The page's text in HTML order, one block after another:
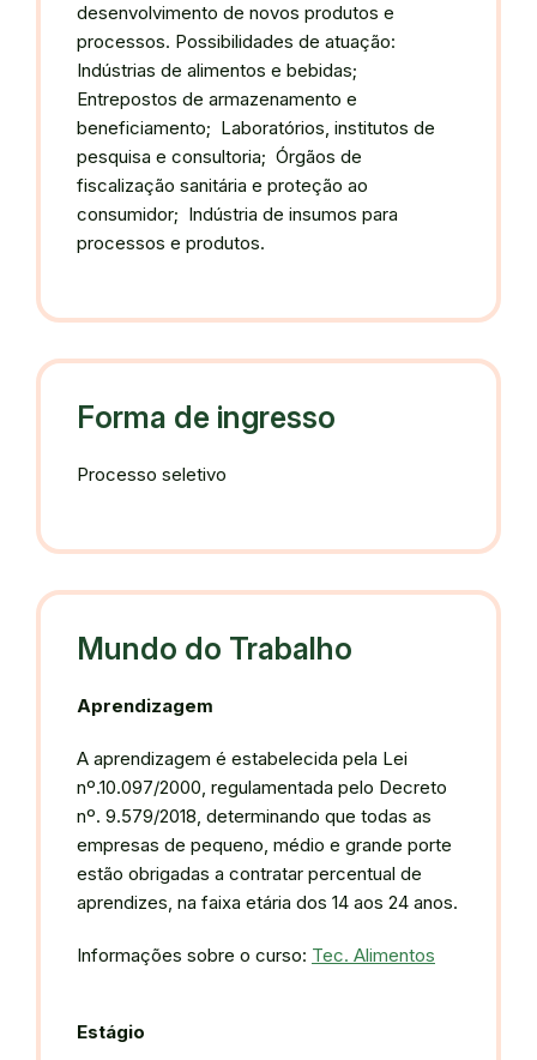
desenvolvimento de novos produtos e
processos. Possibilidades de atuação:
Indústrias de alimentos e bebidas;
Entrepostos de armazenamento e
beneficiamento; Laboratórios, institutos de
pesquisa e consultoria; Órgãos de
fiscalização sanitária e proteção ao
consumidor; Indústria de insumos para
processos e produtos.
Forma de ingresso
Processo seletivo
Mundo do Trabalho
Aprendizagem
A aprendizagem é estabelecida pela Lei
nº.10.097/2000, regulamentada pelo Decreto
nº. 9.579/2018, determinando que todas as
empresas de pequeno, médio e grande porte
estão obrigadas a contratar percentual de
aprendizes, na faixa etária dos 14 aos 24 anos.
Informações sobre o curso: Tec. Alimentos
Estágio